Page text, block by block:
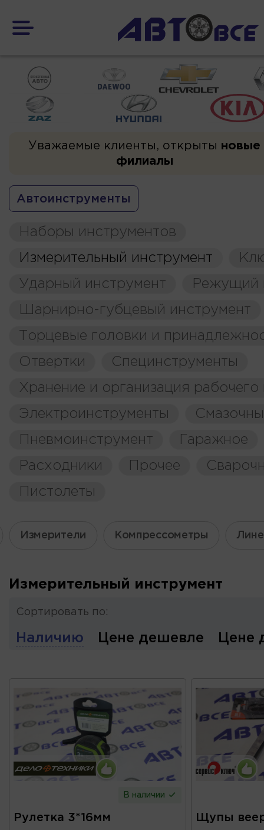
Уважаемые клиенты, открыты новые
филиалы
Автоинструменты
Наборы инструментов
Измерительный инструмент
Ударный инструмент
Режущий
Шарнирно-губцевый инструмент
Торцевые головки и
Отвертки
Специнструменты
Хранение и организация рабочего
Электроинструменты
Пневмоинструмент
Гаражное
Расходники
Прочее
Пистолеты
Измерители Компрессометры
Измерительный инструмент
Сортировать по:
Наличию Цене дешевле Цене
В наличии
Рулетка 3*16мм
Щупы